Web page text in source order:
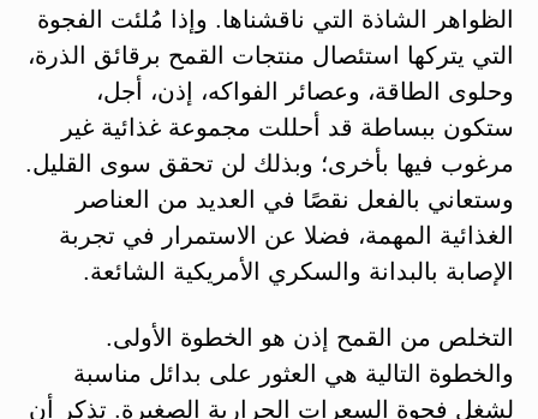
الظواهر الشاذة التي ناقشناها. وإذا مُلئت الفجوة
التي يتركها استئصال منتجات القمح برقائق الذرة،
وحلوى الطاقة، وعصائر الفواكه، إذن، أجل،
ستكون ببساطة قد أحللت مجموعة غذائية غير
مرغوب فيها بأخرى؛ وبذلك لن تحقق سوى القليل.
وستعاني بالفعل نقصًا في العديد من العناصر
الغذائية المهمة، فضلا عن الاستمرار في تجربة
الإصابة بالبدانة والسكري الأمريكية الشائعة.
التخلص من القمح إذن هو الخطوة الأولى.
والخطوة التالية هي العثور على بدائل مناسبة
لشغل فجوة السعرات الحرارية الصغيرة. تذكر أن